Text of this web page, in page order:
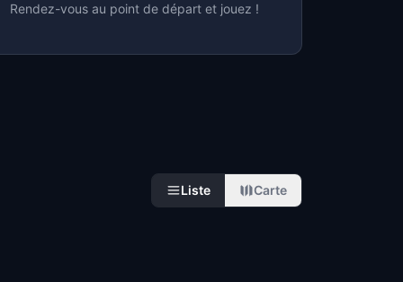
Rendez-vous au point de départ et jouez !
Liste Carte